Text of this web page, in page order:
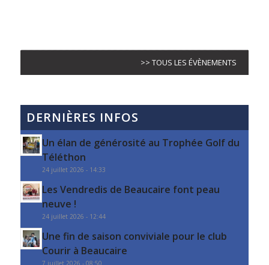
>> TOUS LES ÉVÈNEMENTS
DERNIÈRES INFOS
Un élan de générosité au Trophée Golf du
Téléthon
24 juillet 2026 - 14:33
Les Vendredis de Beaucaire font peau
neuve !
24 juillet 2026 - 12:44
Une fin de saison conviviale pour le club
Courir à Beaucaire
7 juillet 2026 - 08:50